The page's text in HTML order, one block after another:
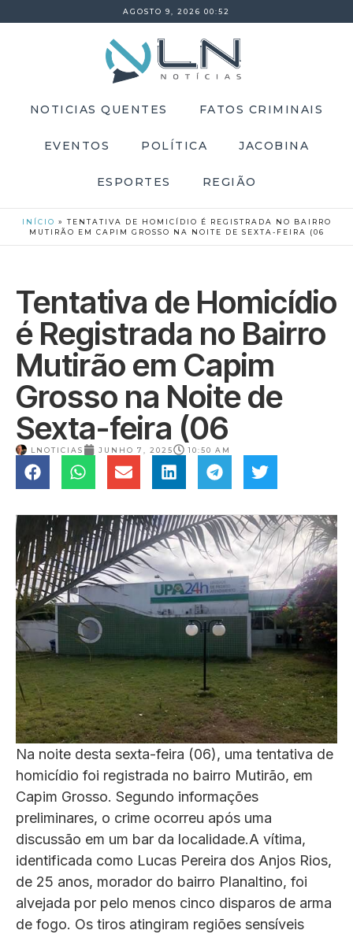
AGOSTO 9, 2026 00:52
NOTICIAS QUENTES FATOS CRIMINAIS
EVENTOS POLÍTICA JACOBINA
ESPORTES REGIÃO
INÍCIO » TENTATIVA DE HOMICÍDIO É REGISTRADA NO BAIRRO
MUTIRÃO EM CAPIM GROSSO NA NOITE DE SEXTA-FEIRA (06
Tentativa de Homicídio
é Registrada no Bairro
Mutirão em Capim
Grosso na Noite de
Sexta-feira (06
LNOTICIAS JUNHO 7, 2025 10:50 AM
Na noite desta sexta-feira (06), uma tentativa de
homicídio foi registrada no bairro Mutirão, em
Capim Grosso. Segundo informações
preliminares, o crime ocorreu após uma
discussão em um bar da localidade.A vítima,
identificada como Lucas Pereira dos Anjos Rios,
de 25 anos, morador do bairro Planaltino, foi
alvejada por pelo menos cinco disparos de arma
de fogo. Os tiros atingiram regiões sensíveis